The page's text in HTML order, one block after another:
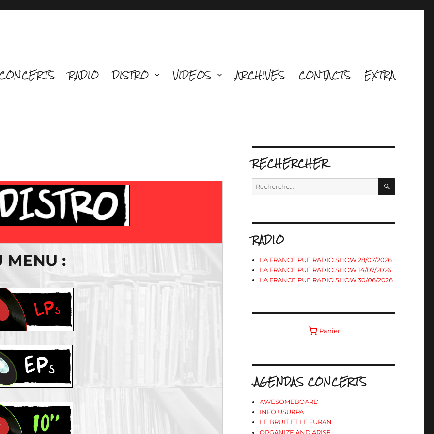
RADIO DISTRO VIDEOS ARCHIVES CONTACTS EXTRA
MENU :
RECHERCHER
Recherche
RADIO
LA FRANCE PUE RADIO SHOW 28/07/2026
LA FRANCE PUE RADIO SHOW 14/07/2026
LA FRANCE PUE RADIO SHOW 30/06/2026
Panier
.AGENDAS CONCERTS
AWESOMEBOARD
INFO USURPA
LE BRUIT ET LE FURAN
ORGANIZE AND ARISE